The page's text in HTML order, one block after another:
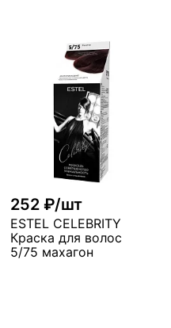
252 ₽/шт
ESTEL CELEBRITY
Краска для волос
5/75 махагон